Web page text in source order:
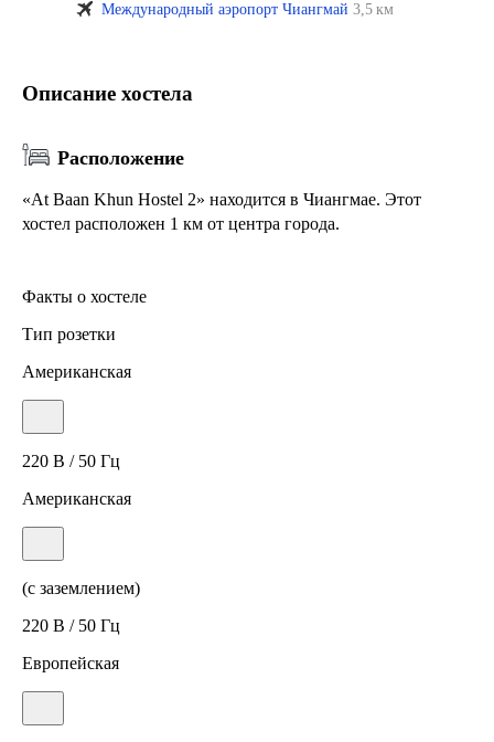
Международный аэропорт Чиангмай 3,5 км
Описание хостела
Расположение
«At Baan Khun Hostel 2» находится в Чиангмае. Этот
хостел расположен 1 км от центра города.
Факты о хостеле
Тип розетки
Американская
220 В / 50 Гц
Американская
(с заземлением)
220 В / 50 Гц
Европейская